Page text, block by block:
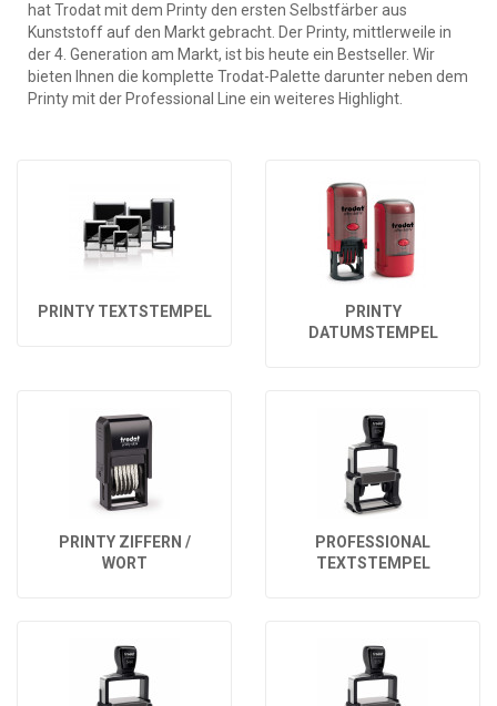
hat Trodat mit dem Printy den ersten Selbstfärber aus
Kunststoff auf den Markt gebracht. Der Printy, mittlerweile in
der 4. Generation am Markt, ist bis heute ein Bestseller. Wir
bieten Ihnen die komplette Trodat-Palette darunter neben dem
Printy mit der Professional Line ein weiteres Highlight.
PRINTY TEXTSTEMPEL
PRINTY
DATUMSTEMPEL
PRINTY ZIFFERN /
WORT
PROFESSIONAL
TEXTSTEMPEL